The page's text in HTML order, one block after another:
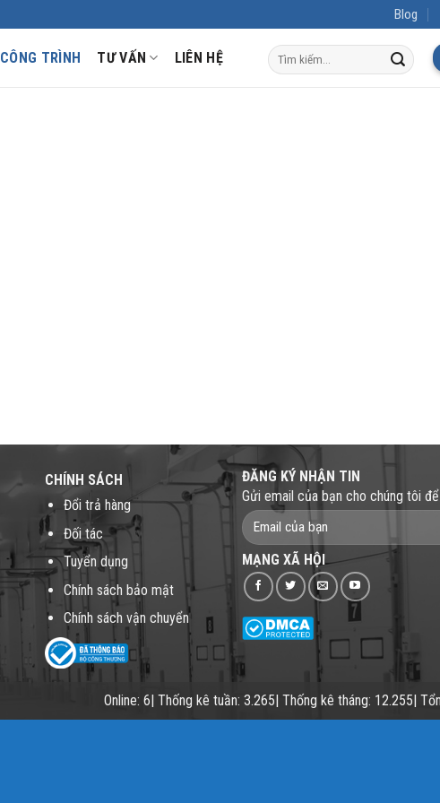
Blog
CÔNG TRÌNH TƯ VẤN LIÊN HỆ
Tìm
kiếm:
CHÍNH SÁCH
Đổi trả hàng
Đối tác
Tuyển dụng
Chính sách bảo mật
Chính sách vận chuyển
ĐĂNG KÝ NHẬN TIN
Gửi email của bạn cho chúng tôi
MẠNG XÃ HỘI
Online: 6| Thống kê tuần: 3.265| Thống kê tháng: 12.255|